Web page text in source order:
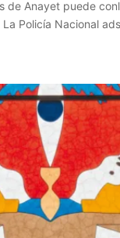
de Anayet puede
Policía Nacional